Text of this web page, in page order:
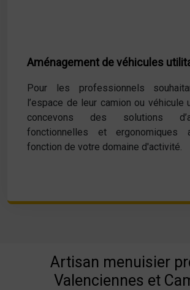
Aménagement de véhicules
Pour les professionnels
l’espace de leur camion ou véhicule
concevons des solutions
fonctionnelles et ergonomiques
fonction de votre domaine d'activité.
Artisan menuisier
Valenciennes et